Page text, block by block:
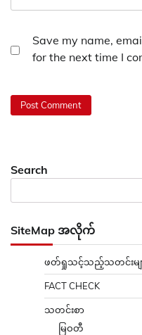
Save my name,
for the next time I
Search
SiteMap အလိုက်
ဖတ်ရှုသင့်သည့်သတင်းမျ
FACT CHECK
သတင်းစာ
မြဝတီ